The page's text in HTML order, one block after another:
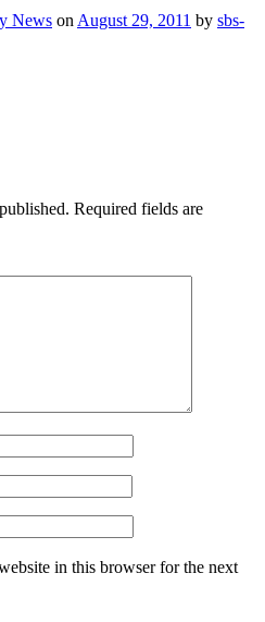
News on August 29, 2011 by sbs-
Required fields are
in this browser for the next